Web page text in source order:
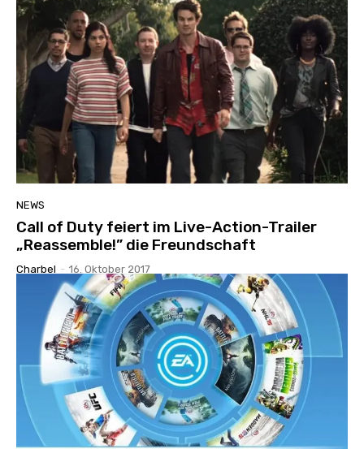
NEWS
Call of Duty feiert im Live-Action-Trailer
„Reassemble!” die Freundschaft
Charbel - 16. Oktober 2017